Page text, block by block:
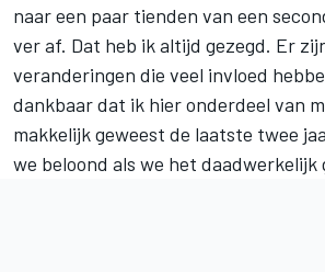
naar een paar tienden van een
ver af. Dat heb ik altijd gezegd. Er
veranderingen die veel invloed
dankbaar dat ik hier onderdeel van
makkelijk geweest de laatste twee
we beloond als we het daadwerkelijk